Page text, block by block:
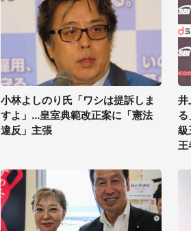
小林よしのり氏「ワシは提訴しま
すよ」...皇室典範改正案に「憲法
違反」主張
井
級
王